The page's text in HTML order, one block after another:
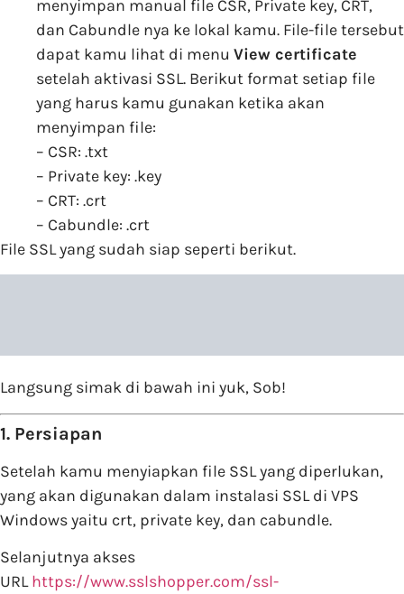
menyimpan manual file CSR, Private key, CRT,
dan Cabundle nya ke lokal kamu. File-file tersebut
dapat kamu lihat di menu View certificate
setelah aktivasi SSL. Berikut format setiap file
yang harus kamu gunakan ketika akan
menyimpan file:
– CSR: .txt
– Private key: .key
– CRT: .crt
– Cabundle: .crt
File SSL yang sudah siap seperti berikut.
Langsung simak di bawah ini yuk, Sob!
1. Persiapan
Setelah kamu menyiapkan file SSL yang diperlukan,
yang akan digunakan dalam instalasi SSL di VPS
Windows yaitu crt, private key, dan cabundle.
Selanjutnya akses
URLhttps://www.sslshopper.com/ssl-